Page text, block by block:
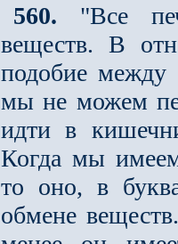
560. "Все
веществ. В
подобие между
мы не можем
идти в
Когда мы
то оно, в
обмене